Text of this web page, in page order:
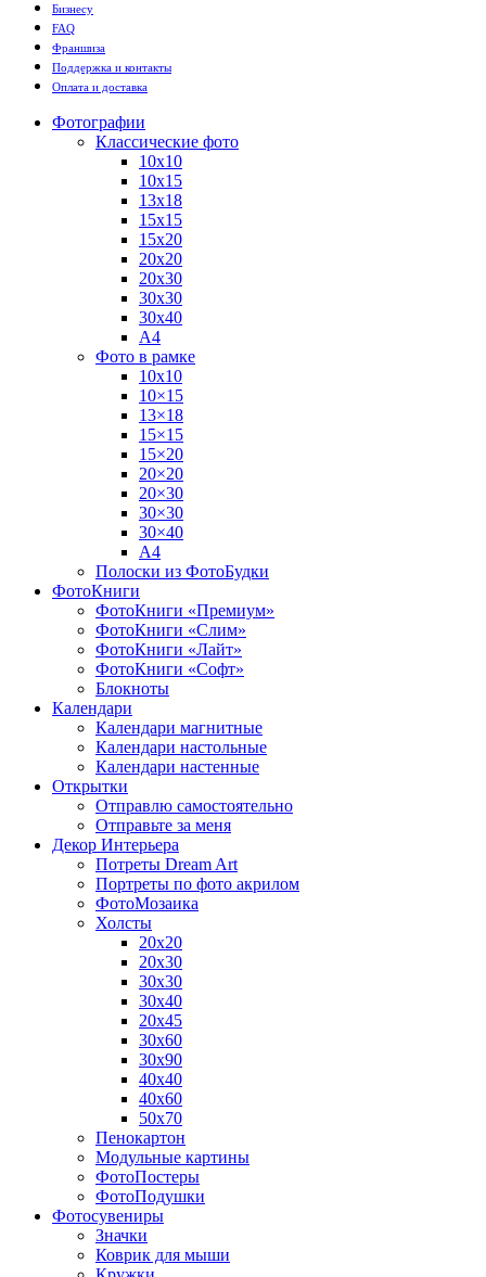
Бизнесу
FAQ
Франшиза
Поддержка и контакты
Оплата и доставка
Фотографии
Классические фото
10х10
10х15
13х18
15х15
15х20
20х20
20х30
30х30
30х40
А4
Фото в рамке
10х10
10×15
13×18
15×15
15×20
20×20
20×30
30×30
30×40
A4
Полоски из ФотоБудки
ФотоКниги
ФотоКниги «Премиум»
ФотоКниги «Слим»
ФотоКниги «Лайт»
ФотоКниги «Софт»
Блокноты
Календари
Календари магнитные
Календари настольные
Календари настенные
Открытки
Отправлю самостоятельно
Отправьте за меня
Декор Интерьера
Потреты Dream Art
Портреты по фото акрилом
ФотоМозаика
Холсты
20х20
20х30
30х30
30х40
20х45
30х60
30х90
40х40
40х60
50х70
Пенокартон
Модульные картины
ФотоПостеры
ФотоПодушки
Фотоcувениры
Значки
Коврик для мыши